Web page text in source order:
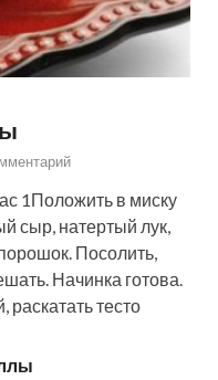
1Положить в миску
сыр, натертый лук,
Посолить,
Начинка готова.
тесто